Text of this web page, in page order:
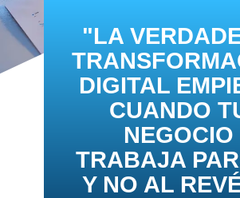
"LA
DIGITAL
CUANDO
NEGOCIO
TRABAJA
Y NO AL